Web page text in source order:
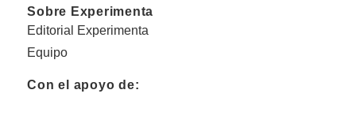
Sobre Experimenta
Editorial Experimenta
Equipo
Con el apoyo de: